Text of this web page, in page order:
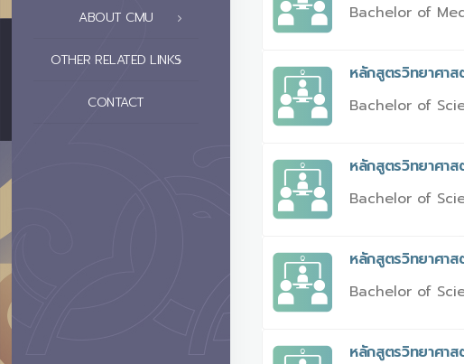
ABOUT CMU
OTHER RELATED LINKS
CONTACT
Bachelor of
หลักสูตรวิทยาศา
Bachelor of
หลักสูตรวิทยาศา
Bachelor of
หลักสูตรวิทยาศา
Bachelor of
หลักสูตรวิทยาศา